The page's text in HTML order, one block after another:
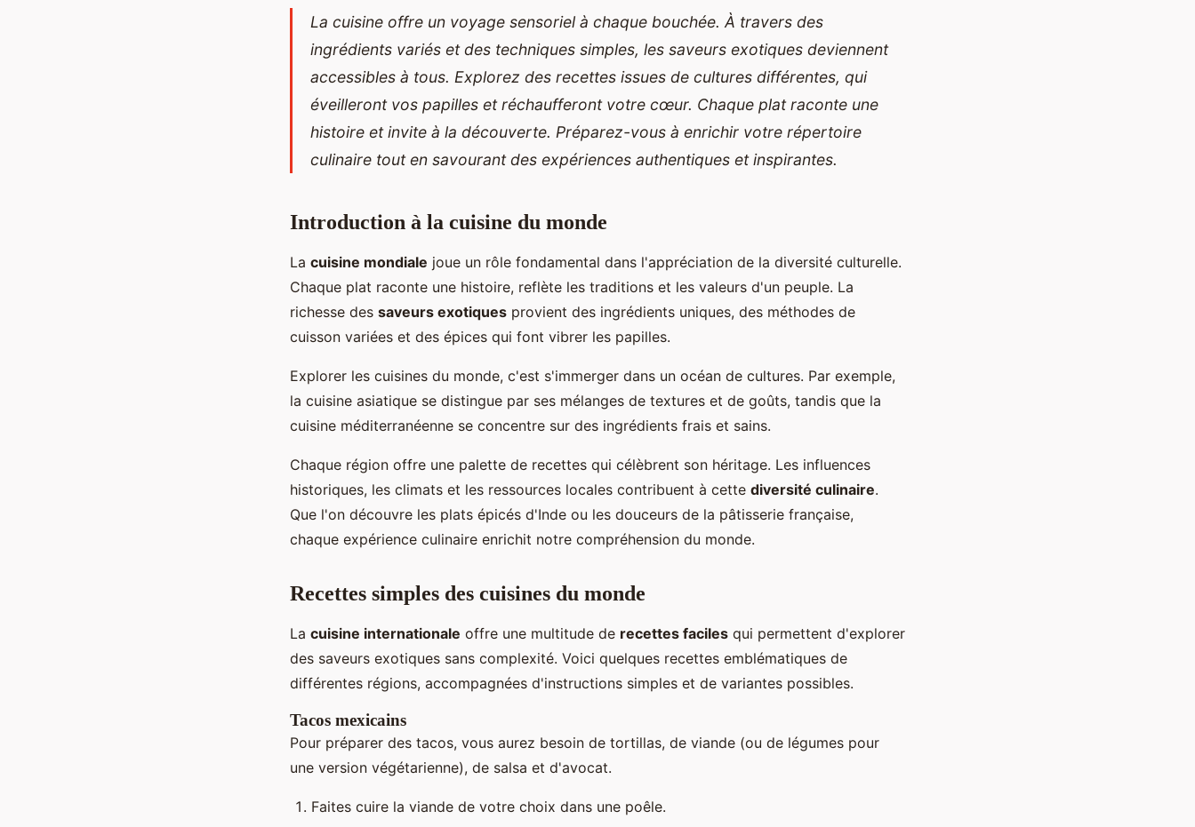
La cuisine offre un voyage sensoriel à chaque bouchée. À travers des
ingrédients variés et des techniques simples, les saveurs exotiques deviennent
accessibles à tous. Explorez des recettes issues de cultures différentes, qui
éveilleront vos papilles et réchaufferont votre cœur. Chaque plat raconte une
histoire et invite à la découverte. Préparez-vous à enrichir votre répertoire
culinaire tout en savourant des expériences authentiques et inspirantes.
Introduction à la cuisine du monde
La cuisine mondiale joue un rôle fondamental dans l'appréciation de la diversité culturelle.
Chaque plat raconte une histoire, reflète les traditions et les valeurs d'un peuple. La
richesse des saveurs exotiques provient des ingrédients uniques, des méthodes de
cuisson variées et des épices qui font vibrer les papilles.
Explorer les cuisines du monde, c'est s'immerger dans un océan de cultures. Par exemple,
la cuisine asiatique se distingue par ses mélanges de textures et de goûts, tandis que la
cuisine méditerranéenne se concentre sur des ingrédients frais et sains.
Chaque région offre une palette de recettes qui célèbrent son héritage. Les influences
historiques, les climats et les ressources locales contribuent à cette diversité culinaire.
Que l'on découvre les plats épicés d'Inde ou les douceurs de la pâtisserie française,
chaque expérience culinaire enrichit notre compréhension du monde.
Recettes simples des cuisines du monde
La cuisine internationale offre une multitude de recettes faciles qui permettent d'explorer
des saveurs exotiques sans complexité. Voici quelques recettes emblématiques de
différentes régions, accompagnées d'instructions simples et de variantes possibles.
Tacos mexicains
Pour préparer des tacos, vous aurez besoin de tortillas, de viande (ou de légumes pour
une version végétarienne), de salsa et d'avocat.
Faites cuire la viande de votre choix dans une poêle.